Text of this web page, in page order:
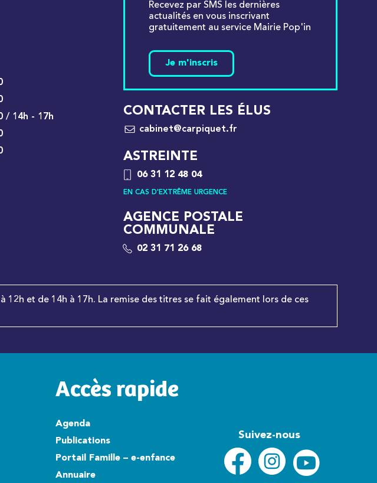
/ 14h - 17h
Recevez par SMS les dernières
actualités en vous inscrivant
gratuitement au service Mairie Pop'in
Je m'inscris
CONTACTER LES ÉLUS
cabinet@carpiquet.fr
ASTREINTE
06 31 12 48 04
EN CAS D'EXTRÊME URGENCE
AGENCE POSTALE
COMMUNALE
02 31 71 26 68
et de 14h à 17h. La remise des titres se fait également lors de ces
Accès rapide
Agenda
Publications
Portail Famille – e-enfance
Annuaire
Suivez-nous